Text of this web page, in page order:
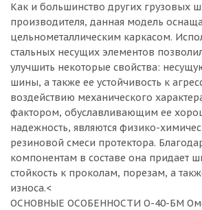
Как и большинство других грузовых
производителя, данная модель
цельнометаллическим каркасом.
стальных несущих элементов
улучшить некоторые свойства:
шины, а также ее устойчивость к
воздействию механического
фактором, обуславливающим ее
надежность, являются физико-
резиновой смеси протектора.
компонентам в составе она придает
стойкость к проколам, порезам, а
износа.<
ОСНОВНЫЕ ОСОБЕННОСТИ О-40-БМ